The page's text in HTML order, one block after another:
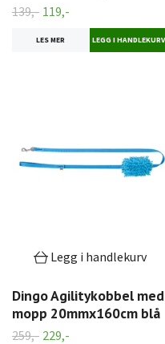
139,- 119,-
LES MER
Legg i handlekurv
Dingo Agilitykobbel med
mopp 20mmx160cm blå
259,- 229,-